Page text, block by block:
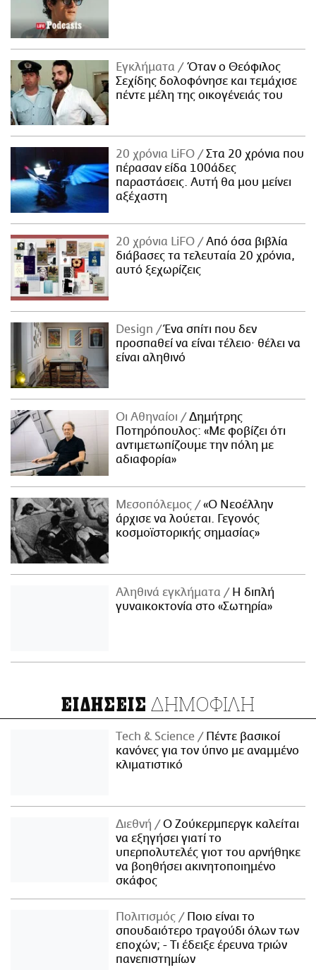
Εγκλήματα
Όταν ο Θεόφιλος
Σεχίδης δολοφόνησε και τεμάχισε
πέντε μέλη της οικογένειάς του
20 χρόνια LiFO
Στα 20 χρόνια που
πέρασαν είδα 100άδες
παραστάσεις. Αυτή θα μου μείνει
αξέχαστη
20 χρόνια LiFO
Από όσα βιβλία
διάβασες τα τελευταία 20 χρόνια,
αυτό ξεχωρίζεις
Design
Ένα σπίτι που δεν
προσπαθεί να είναι τέλειο· θέλει να
είναι αληθινό
Οι Αθηναίοι
Δημήτρης
Ποτηρόπουλος: «Με φοβίζει ότι
αντιμετωπίζουμε την πόλη με
αδιαφορία»
Μεσοπόλεμος
«Ο Νεοέλλην
άρχισε να λούεται. Γεγονός
κοσμοϊστορικής σημασίας»
Αληθινά εγκλήματα
Η διπλή
γυναικοκτονία στο «Σωτηρία»
ΕΙΔΗΣΕΙΣ ΔΗΜΟΦΙΛΗ
Τech & Science
Πέντε βασικοί
κανόνες για τον ύπνο με αναμμένο
κλιματιστικό
Διεθνή
Ο Ζούκερμπεργκ καλείται
να εξηγήσει γιατί το
υπερπολυτελές γιοτ του αρνήθηκε
να βοηθήσει ακινητοποιημένο
σκάφος
Πολιτισμός
Ποιο είναι το
σπουδαιότερο τραγούδι όλων των
εποχών; - Τι έδειξε έρευνα τριών
πανεπιστημίων